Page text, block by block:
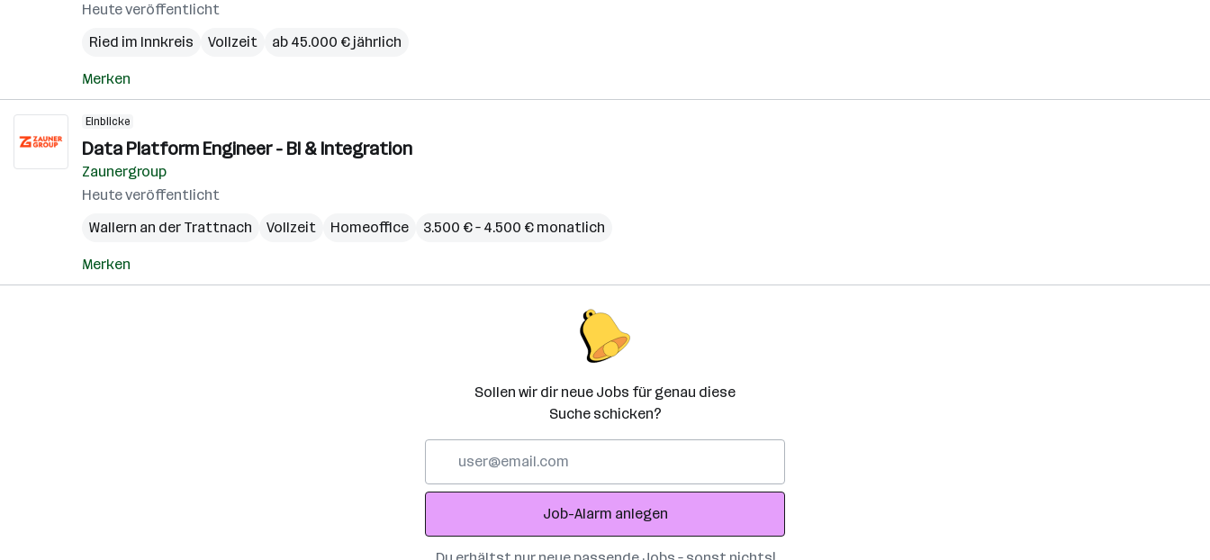
Heute veröffentlicht
Ried im Innkreis
Vollzeit ab 45.000 € jährlich
Merken
Einblicke
Data Platform Engineer - BI & Integration
Zaunergroup
Heute veröffentlicht
Wallern an der Trattnach
Vollzeit Homeoffice 3.500 € – 4.500 € monatlich
Merken
Sollen wir dir neue Jobs für genau diese
Suche schicken?
Adresse
Job-Alarm anlegen